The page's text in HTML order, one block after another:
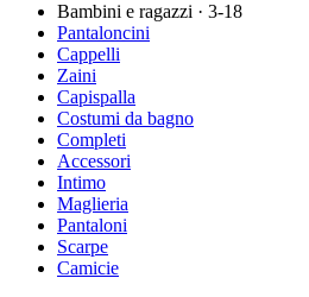
Bambini e ragazzi · 3-18
Pantaloncini
Cappelli
Zaini
Capispalla
Costumi da bagno
Completi
Accessori
Intimo
Maglieria
Pantaloni
Scarpe
Camicie